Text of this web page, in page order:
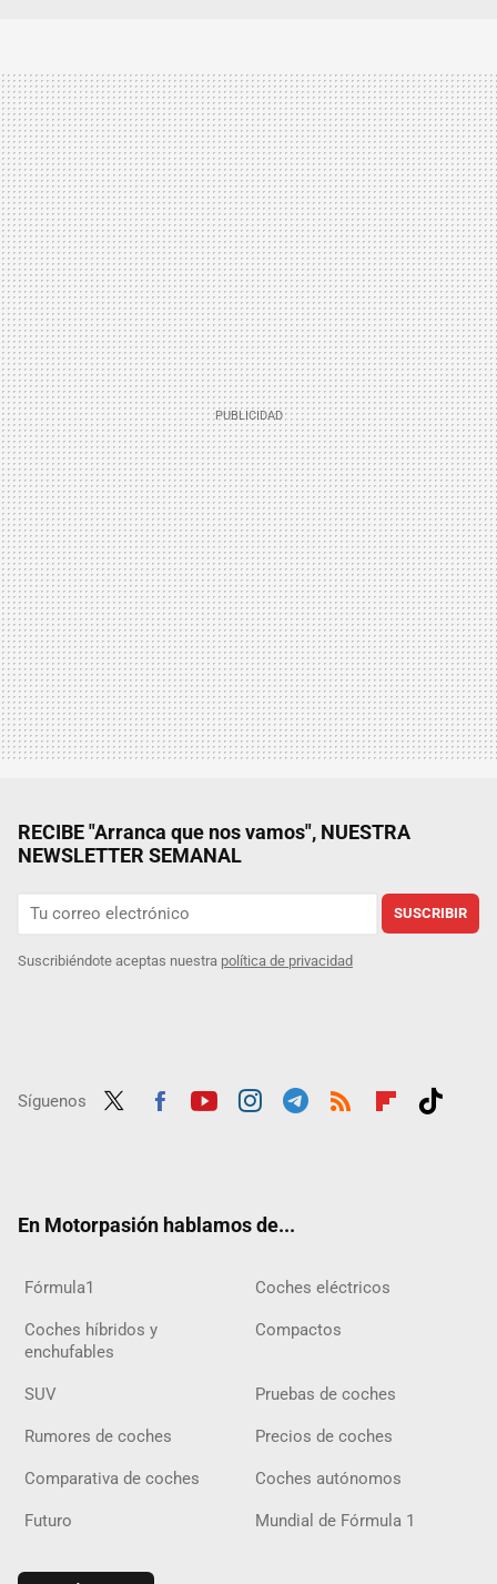
RECIBE "Arranca que nos vamos", NUESTRA
NEWSLETTER SEMANAL
SUSCRIBIR
Suscribiéndote aceptas nuestra política de privacidad
Síguenos
En Motorpasión hablamos de...
Fórmula1 Coches eléctricos
Coches híbridos y
enchufables
Compactos
SUV Pruebas de coches
Rumores de coches Precios de coches
Comparativa de coches Coches autónomos
Futuro Mundial de Fórmula 1